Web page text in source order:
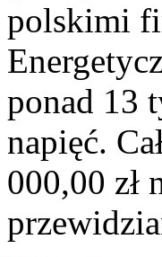
polskimi
ponad 13
napięć.
000,00 zł